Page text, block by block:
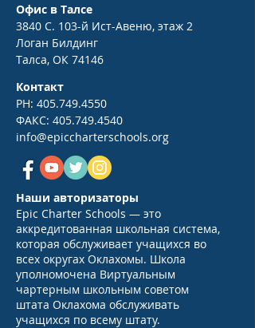
Офис в Талсе
3840 С. 103-й Ист-Авеню, этаж 2
Логан Билдинг
Талса, ОК 74146
Контакт
PH: 405.749.4550
ФАКС: 405.749.4540
info@epiccharterschools.org
Наши авторизаторы
Epic Charter Schools — это
аккредитованная школьная система,
которая обслуживает учащихся во
всех округах Оклахомы. Школа
уполномочена Виртуальным
чартерным школьным советом
штата Оклахома обслуживать
учащихся по всему штату.